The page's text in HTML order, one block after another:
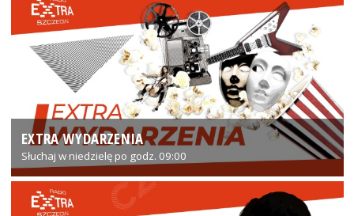
EXTRA WYDARZENIA
Słuchaj w niedzielę po godz. 09:00